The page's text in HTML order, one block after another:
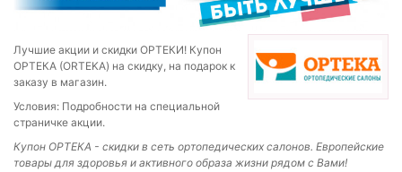
Лучшие акции и скидки ОРТЕКИ! Купон
ОРТЕКА (ORTEKA) на скидку, на подарок к
заказу в магазин.
Условия: Подробности на специальной
страничке акции.
Купон ОРТЕКА - скидки в сеть ортопедических салонов. Европейские
товары для здоровья и активного образа жизни рядом с Вами!